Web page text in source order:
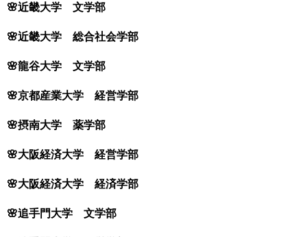
🌸近畿大学 文学部
🌸近畿大学 総合社会学部
🌸龍谷大学 文学部
🌸京都産業大学 経営学部
🌸摂南大学 薬学部
🌸大阪経済大学 経営学部
🌸大阪経済大学 経済学部
🌸追手門大学 文学部